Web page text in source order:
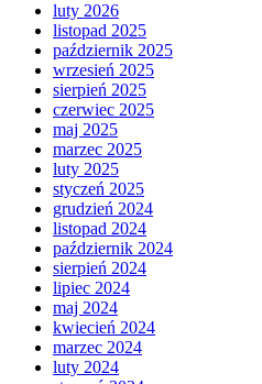
luty 2026
listopad 2025
październik 2025
wrzesień 2025
sierpień 2025
czerwiec 2025
maj 2025
marzec 2025
luty 2025
styczeń 2025
grudzień 2024
listopad 2024
październik 2024
sierpień 2024
lipiec 2024
maj 2024
kwiecień 2024
marzec 2024
luty 2024